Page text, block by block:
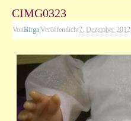
CIMG0323
VonBirga|Veröffentlicht7. Dezember 2012